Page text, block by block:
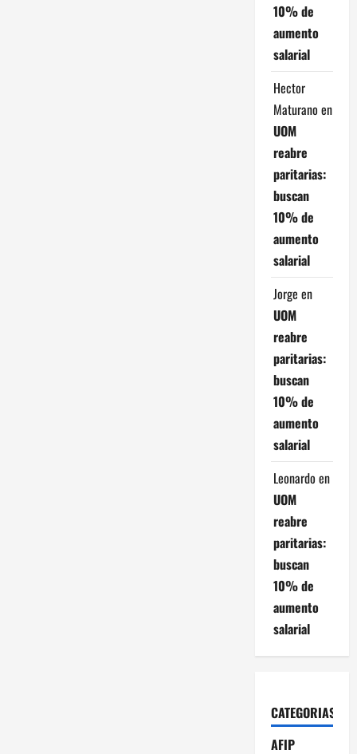
10% de
aumento
salarial
Hector
Maturano en
UOM
reabre
paritarias:
buscan
10% de
aumento
salarial
Jorge en
UOM
reabre
paritarias:
buscan
10% de
aumento
salarial
Leonardo en
UOM
reabre
paritarias:
buscan
10% de
aumento
salarial
CATEGORIAS
AFIP